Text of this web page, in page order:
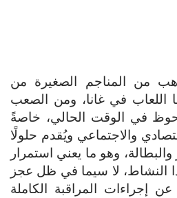
من المناجم الصغيرة من
اللعاب في غانا، ومن الصعب
في الوقت الحالي، خاصةً
والاجتماعي ويُقدم حلولًا
وهو ما يعني استمرار
النشاط، لا سيما في ظل عجز
إجراءات المراقبة الكاملة